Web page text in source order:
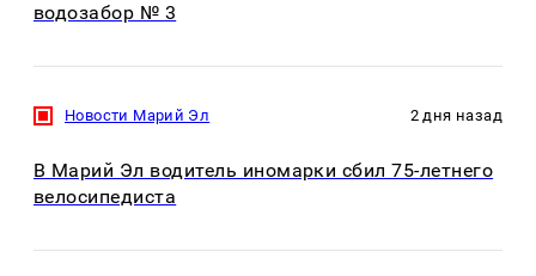
водозабор № 3
Новости Марий Эл 2 дня назад
В Марий Эл водитель иномарки сбил 75-летнего
велосипедиста